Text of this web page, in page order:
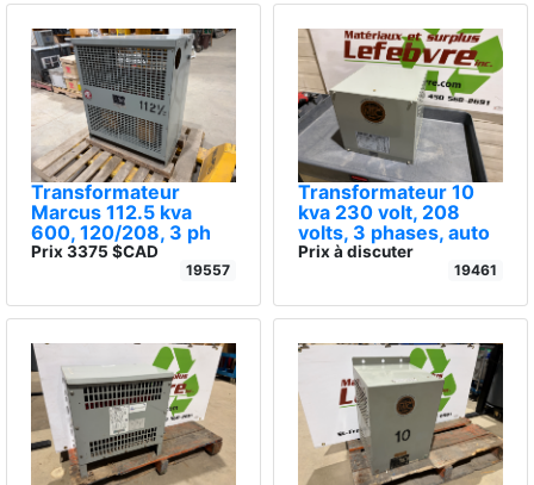
Transformateur
Marcus 112.5 kva
600, 120/208, 3 ph
Prix 3375 $CAD
19557
Transformateur 10
kva 230 volt, 208
volts, 3 phases, auto
Prix à discuter
19461